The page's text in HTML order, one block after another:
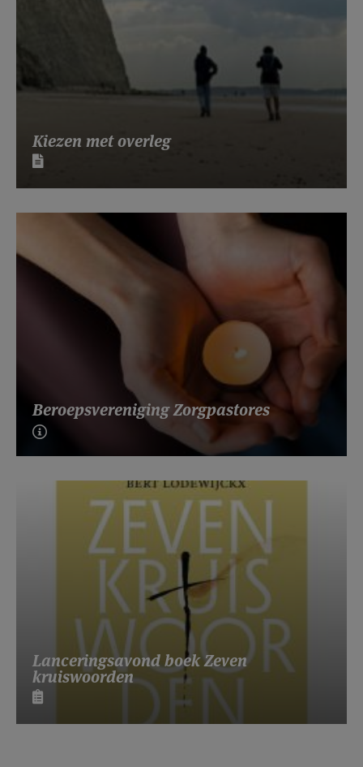
Kiezen met overleg
Beroepsvereniging Zorgpastores
Lanceringsavond boek Zeven
kruiswoorden